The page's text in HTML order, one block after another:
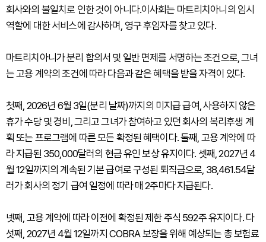
회사와의 불일치로 인한 것이 아니다.이사회는 마트리치아니의 임시
역할에 대한 서비스에 감사하며, 영구 후임자를 찾고 있다.
마트리치아니가 분리 합의서 및 일반 면제를 서명하는 조건으로, 그녀
는 고용 계약의 조건에 따라 다음과 같은 혜택을 받을 자격이 있다.
첫째, 2026년 6월 3일(분리 날짜)까지의 미지급 급여, 사용하지 않은
휴가 수당 및 경비, 그리고 그녀가 참여하고 있던 회사의 복리후생 계
획 또는 프로그램에 따른 모든 확정된 혜택이다. 둘째, 고용 계약에 따
라 지급된 350,000달러의 현금 유인 보상 유지이다. 셋째, 2027년 4
월 12일까지의 계속된 기본 급여로 구성된 퇴직금으로, 38,461.54달
러가 회사의 정기 급여 일정에 따라 매 2주마다 지급된다.
넷째, 고용 계약에 따라 이전에 확정된 제한 주식 592주 유지이다. 다
섯째, 2027년 4월 12일까지 COBRA 보장을 위해 예상되는 총 보험료